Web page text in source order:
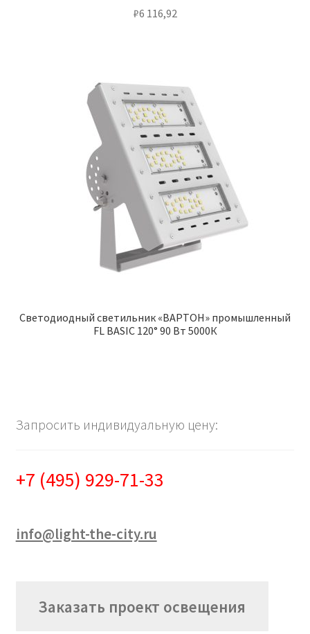
₽6 116,92
Светодиодный светильник «ВАРТОН» промышленный
FL BASIC 120° 90 Вт 5000К
Запросить индивидуальную цену:
+7 (495) 929-71-33
info@light-the-city.ru
Заказать проект освещения